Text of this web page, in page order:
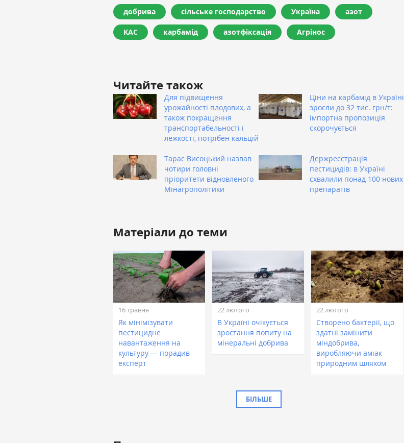
добрива сільське господарство Україна азот
КАС карбамід азотфіксація Агрінос
Читайте також
Для підвищення
урожайності плодових, а
також покращення
транспортабельності і
лежкості, потрібен кальцій
Ціни на карбамід в Україні
зросли до 32 тис. грн/т:
імпортна пропозиція
скорочується
Тарас Висоцький назвав
чотири головні
пріоритети відновленого
Мінагрополітики
Держреєстрація
пестицидів: в Україні
схвалили понад 100 нових
препаратів
Матеріали до теми
16 травня
Як мінімізувати
пестицидне
навантаження на
культуру — порадив
експерт
22 лютого
В Україні очікується
зростання попиту на
мінеральні добрива
22 лютого
Створено бактерії, що
здатні замінити
міндобрива,
виробляючи аміак
природним шляхом
БІЛЬШЕ